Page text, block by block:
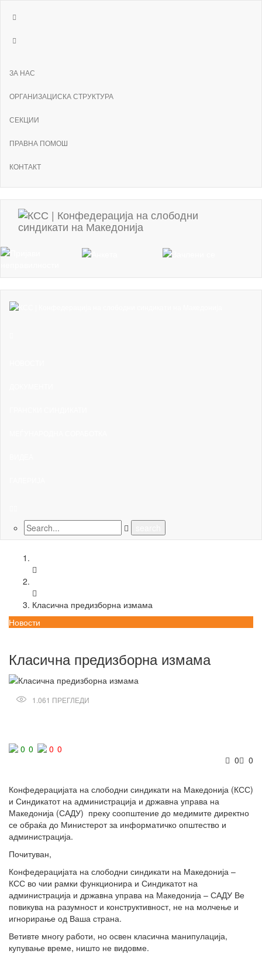
ЗА НАС
ОРГАНИЗАЦИСКА СТРУКТУРА
СЕКЦИИ
ПРАВНА ПОМОШ
КОНТАКТ
Класична предизборна измама
Новости
Класична предизборна измама
1.061 ПРЕГЛЕДИ
0 0 0 0
0
0
Конфедерацијата на слободни синдикати на Македонија (КСС)
и Синдикатот на администрација и државна управа на
Македонија (САДУ) преку соопштение до медимите директно
се обраќа до Министерот за информатичко општество и
администрација.
Почитуван,
Конфедерацијата на слободни синдикати на Македонија –
КСС во чии рамки функционира и Синдикатот на
администрација и државна управа на Македонија – САДУ Ве
повикува на разумност и конструктивност, не на молчење и
игнорирање од Ваша страна.
Ветивте многу работи, но освен класична манипулација,
купување време, ништо не видовме.